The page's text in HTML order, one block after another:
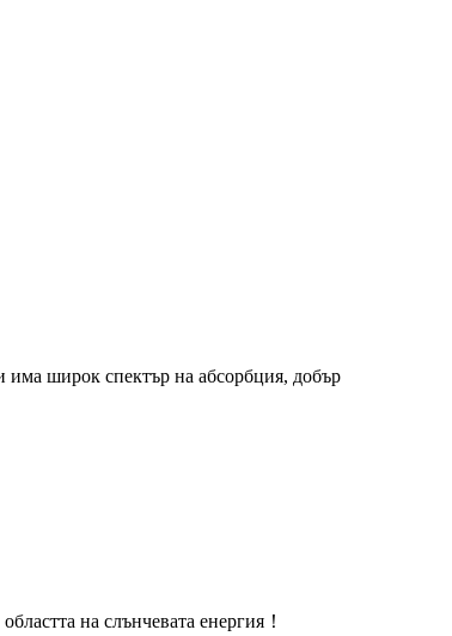
има широк спектър на абсорбция, добър
на слънчевата енергия！